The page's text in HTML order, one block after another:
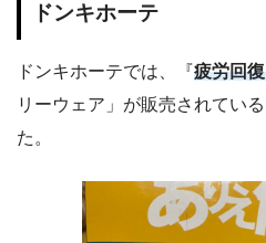
ドンキホーテ
ドンキホーテでは、『疲労回
リーウェア」が販売されてい
た。